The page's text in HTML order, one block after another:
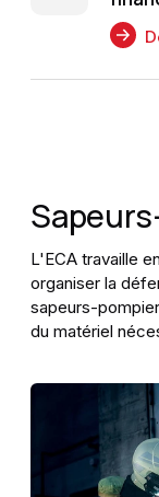
L'ECA travaille
organiser la
sapeurs-
du matériel